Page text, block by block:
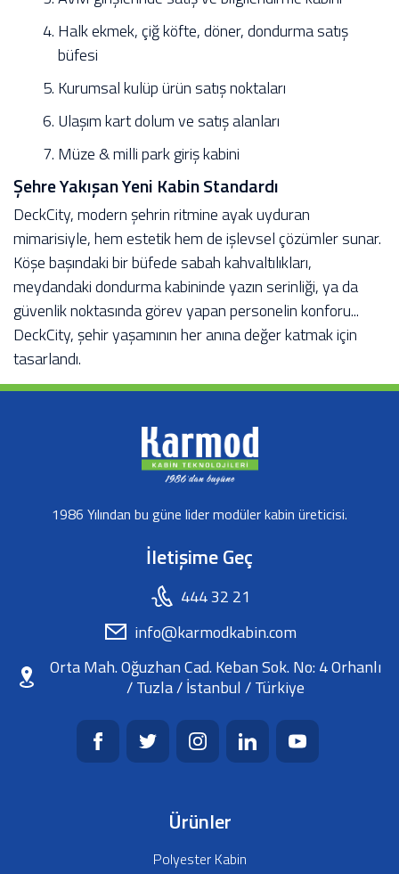
Halk ekmek, çiğ köfte, döner, dondurma satış
büfesi
Kurumsal kulüp ürün satış noktaları
Ulaşım kart dolum ve satış alanları
Müze & milli park giriş kabini
Şehre Yakışan Yeni Kabin Standardı
DeckCity, modern şehrin ritmine ayak uyduran
mimarisiyle, hem estetik hem de işlevsel çözümler sunar.
Köşe başındaki bir büfede sabah kahvaltılıkları,
meydandaki dondurma kabininde yazın serinliği, ya da
güvenlik noktasında görev yapan personelin konforu...
DeckCity, şehir yaşamının her anına değer katmak için
tasarlandı.
1986 Yılından bu güne lider modüler kabin üreticisi.
İletişime Geç
444 32 21
info@karmodkabin.com
Orta Mah. Oğuzhan Cad. Keban Sok. No: 4 Orhanlı
/ Tuzla / İstanbul / Türkiye
Ürünler
Polyester Kabin